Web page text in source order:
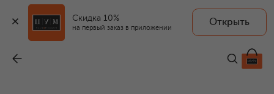
Скидка 10%
на первый заказ в приложении
Открыть